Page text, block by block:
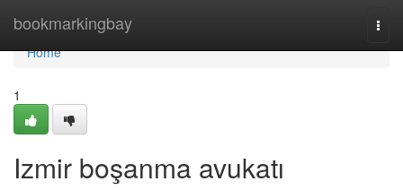
bookmarkingbay
Home
Home
1
Izmir boşanma avukatı